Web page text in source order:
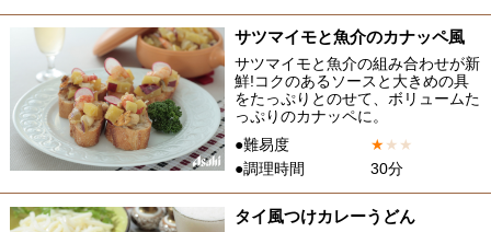
サツマイモと魚介のカナッペ風
サツマイモと魚介の組み合わせが新
鮮!コクのあるソースと大きめの具
をたっぷりとのせて、ボリュームた
っぷりのカナッペに。
●難易度
★★ ★
●調理時間
30分
タイ風つけカレーうどん